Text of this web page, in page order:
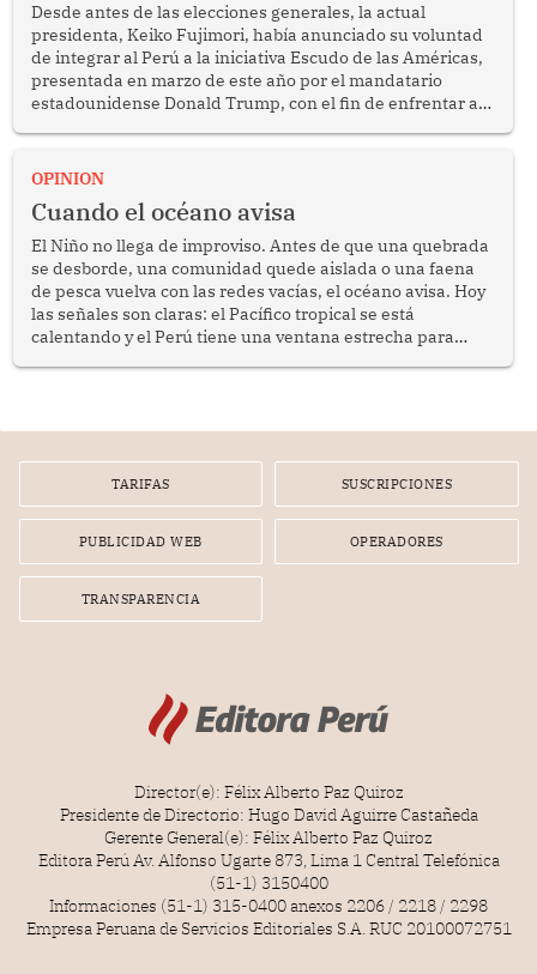
Desde antes de las elecciones generales, la actual
presidenta, Keiko Fujimori, había anunciado su voluntad
de integrar al Perú a la iniciativa Escudo de las Américas,
presentada en marzo de este año por el mandatario
estadounidense Donald Trump, con el fin de enfrentar al
OPINION
Cuando el océano avisa
El Niño no llega de improviso. Antes de que una quebrada
se desborde, una comunidad quede aislada o una faena
de pesca vuelva con las redes vacías, el océano avisa. Hoy
las señales son claras: el Pacífico tropical se está
calentando y el Perú tiene una ventana estrecha para
TARIFAS SUSCRIPCIONES
PUBLICIDAD WEB OPERADORES
TRANSPARENCIA
Director(e): Félix Alberto Paz Quiroz
Presidente de Directorio: Hugo David Aguirre Castañeda
Gerente General(e): Félix Alberto Paz Quiroz
Editora Perú Av. Alfonso Ugarte 873, Lima 1 Central Telefónica
(51-1) 3150400
Informaciones (51-1) 315-0400 anexos 2206 / 2218 / 2298
Empresa Peruana de Servicios Editoriales S.A. RUC 20100072751